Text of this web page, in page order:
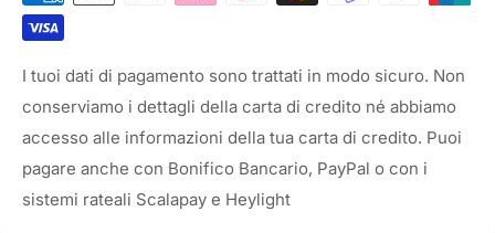
I tuoi dati di pagamento sono trattati in modo sicuro. Non
conserviamo i dettagli della carta di credito né abbiamo
accesso alle informazioni della tua carta di credito. Puoi
pagare anche con Bonifico Bancario, PayPal o con i
sistemi rateali Scalapay e Heylight